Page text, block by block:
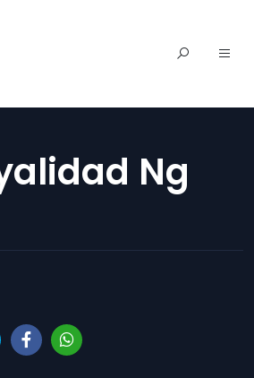
Ng